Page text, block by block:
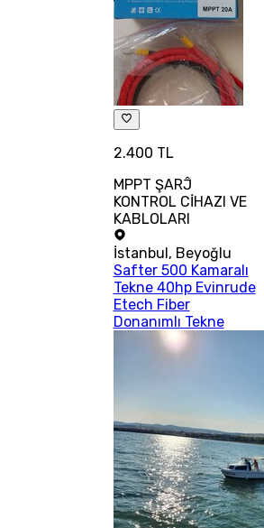
2.400 TL
MPPT ŞARĴ
KONTROL CİHAZI VE
KABLOLARI
İstanbul, Beyoğlu
Safter 500 Kamaralı
Tekne 40hp Evinrude
Etech Fiber
Donanımlı Tekne